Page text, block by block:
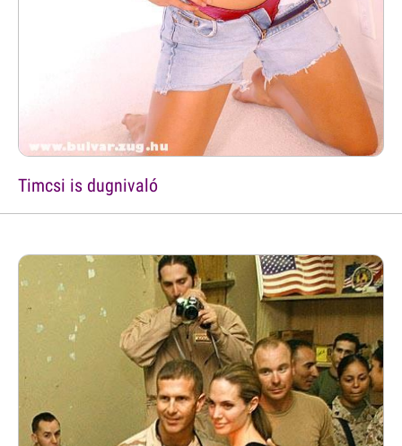
Timcsi is dugnivaló